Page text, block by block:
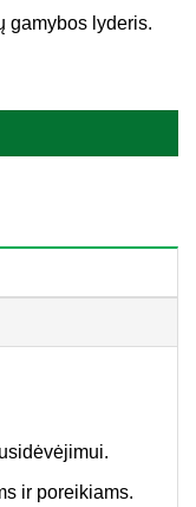
gamybos lyderis.
ir poreikiams.